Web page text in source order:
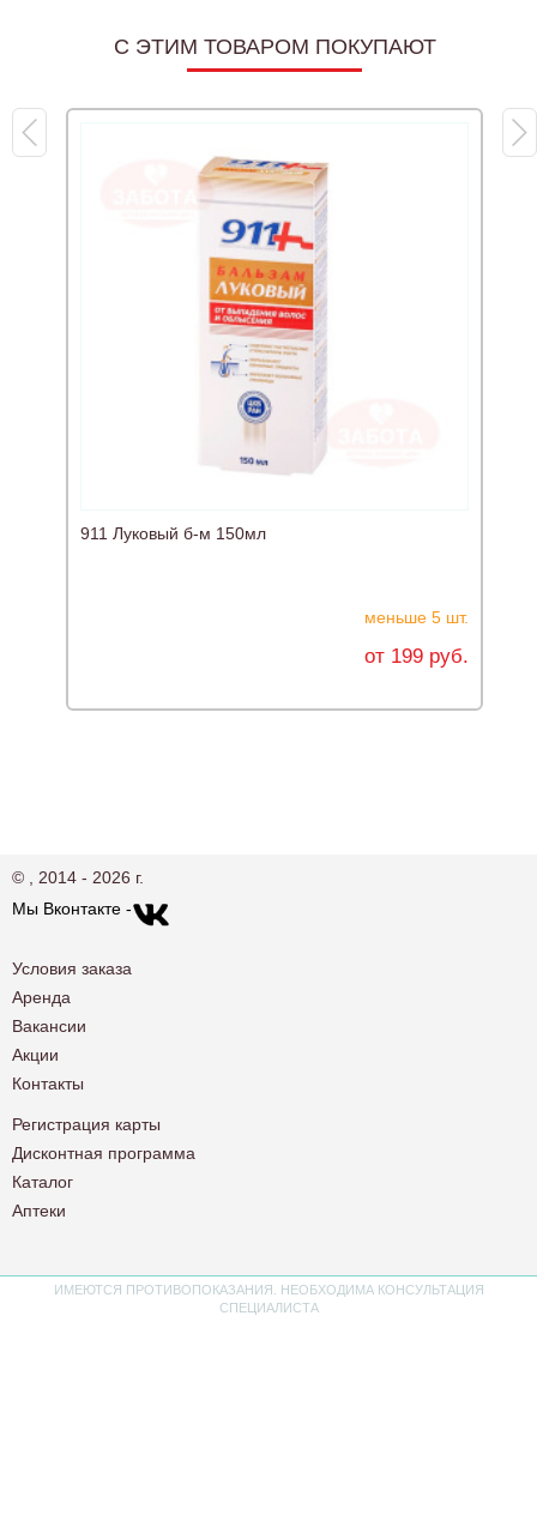
C ЭТИМ ТОВАРОМ ПОКУПАЮТ
911 Луковый б-м 150мл
меньше 5 шт.
от 199 руб.
© , 2014 - 2026 г.
Мы Вконтакте -
Условия заказа
Аренда
Вакансии
Акции
Контакты
Регистрация карты
Дисконтная программа
Каталог
Аптеки
ИМЕЮТСЯ ПРОТИВОПОКАЗАНИЯ. НЕОБХОДИМА КОНСУЛЬТАЦИЯ
СПЕЦИАЛИСТА